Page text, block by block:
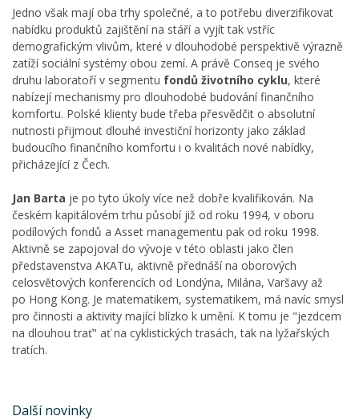
Jedno však mají oba trhy společné, a to potřebu diverzifikovat
nabídku produktů zajištění na stáří a vyjít tak vstříc
demografickým vlivům, které v dlouhodobé perspektivě výrazně
zatíží sociální systémy obou zemí. A právě Conseq je svého
druhu laboratoří v segmentu fondů životního cyklu, které
nabízejí mechanismy pro dlouhodobé budování finančního
komfortu. Polské klienty bude třeba přesvědčit o absolutní
nutnosti přijmout dlouhé investiční horizonty jako základ
budoucího finančního komfortu i o kvalitách nové nabídky,
přicházející z Čech.
Jan Barta je po tyto úkoly více než dobře kvalifikován. Na
českém kapitálovém trhu působí již od roku 1994, v oboru
podílových fondů a Asset managementu pak od roku 1998.
Aktivně se zapojoval do vývoje v této oblasti jako člen
představenstva AKATu, aktivně přednáší na oborových
celosvětových konferencích od Londýna, Milána, Varšavy až
po Hong Kong. Je matematikem, systematikem, má navíc smysl
pro činnosti a aktivity mající blízko k umění. K tomu je "jezdcem
na dlouhou trať" ať na cyklistických trasách, tak na lyžařských
tratích.
Další novinky